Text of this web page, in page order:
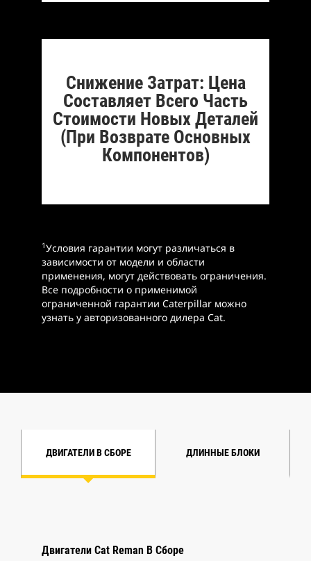
Снижение Затрат: Цена
Составляет Всего Часть
Стоимости Новых Деталей
(при Возврате Основных
Компонентов)
1Условия гарантии могут различаться в
зависимости от модели и области
применения, могут действовать ограничения.
Все подробности о применимой
ограниченной гарантии Caterpillar можно
узнать у авторизованного дилера Cat.
ДВИГАТЕЛИ В СБОРЕ ДЛИННЫЕ БЛОКИ
Двигатели Cat Reman В Сборе